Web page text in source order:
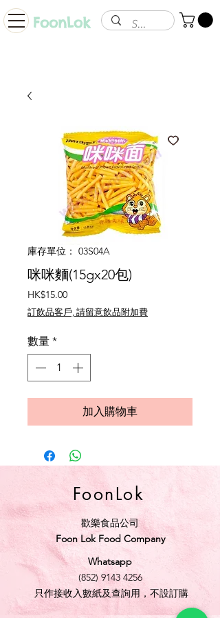
FoonLok
庫存單位： 03S04A
咪咪麵(15gx20包)
HK$15.00價
格
訂飲品客戶, 請留意飲品附加費
數量 *
加入購物車
FoonLok
歡樂食品公司
Foon Lok Food Company
Whatsapp
(852) 9143 4256
只作接收入數紙及查詢用，不設訂購